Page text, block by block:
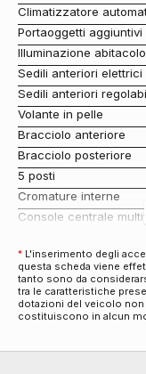
Climatizzatore
Portaoggetti aggiuntivi
Illuminazione abitacolo
Sedili anteriori elettrici
Sedili anteriori
Volante in pelle
Bracciolo anteriore
Bracciolo posteriore
5 posti
Cromature interne
Console centrale
Sedili abbattibili
Rete divisoria
Antifurti
Antifurto immobilizer
* L'inserimento degli
questa scheda viene
tanto sono da
tra le caratteristiche
dotazioni del veicolo
costituiscono in alcun